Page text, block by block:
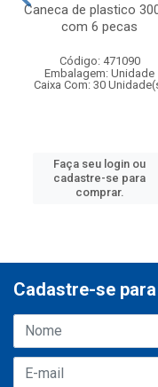
Caneca de plastico
com 6 pecas
Código: 471090
Embalagem: Unidade
Caixa Com: 30
Faça seu login ou
cadastre-se para
comprar.
Cadastre-se